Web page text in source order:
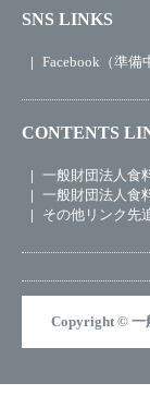
SNS LINKS
Facebook（準備
CONTENTS
一般財団法人食
一般財団法人食
その他リンク先
Copyright © 一